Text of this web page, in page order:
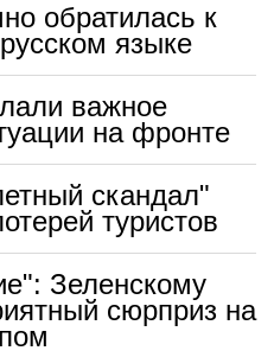
обратилась к
языке
важное
на фронте
скандал"
туристов
Зеленскому
сюрприз на